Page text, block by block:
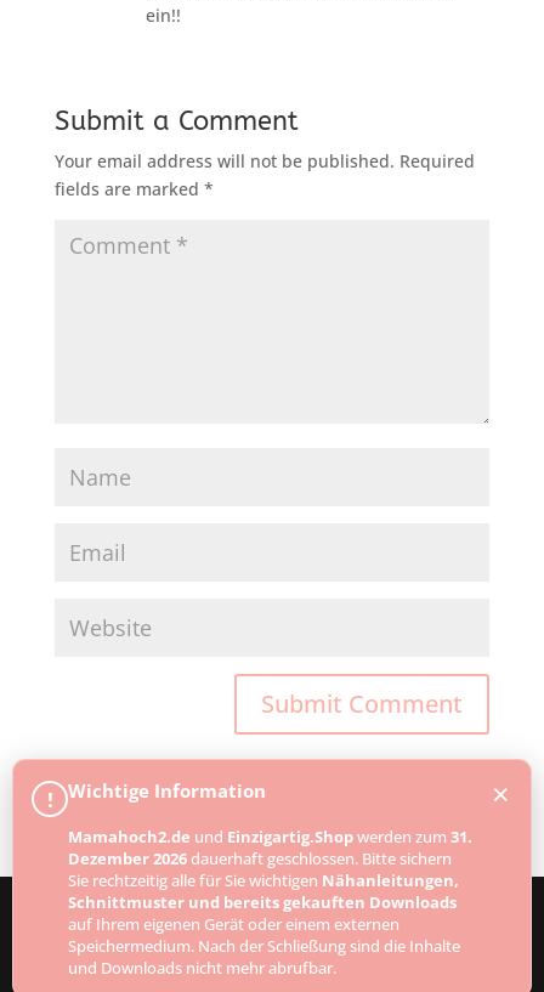
ein!!
Submit a Comment
Your email address will not be published. Required
fields are marked *
Designed byElegant Themes| Powered by
WordPress
! Wichtige Information
Mamahoch2.de und Einzigartig.Shopwerden zum 31.
Dezember 2026dauerhaft geschlossen. Bitte sichern
Sie rechtzeitig alle für Sie wichtigen Nähanleitungen,
Schnittmuster und bereits gekauften Downloads
auf Ihrem eigenen Gerät oder einem externen
Speichermedium. Nach der Schließung sind die Inhalte
und Downloads nicht mehr abrufbar.
×